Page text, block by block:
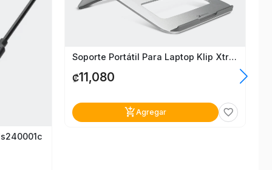
Soporte Portátil Para Laptop Klip Xtreme Kas-001
₡11,080
add_shopping_cartAgregar favorite_border